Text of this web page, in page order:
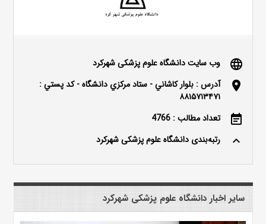
language وب سایت دانشگاه علوم پزشکی شهرکرد
location_on
آدرس : بلوار كاشاني - ستاد مركزي دانشگاه - كد پستي :
۸۸۱۵۷۱۳۴۷۱
event_note تعداد مطالب : 4766
keyboard_arrow_up رتبه‌بندی دانشگاه علوم پزشکی شهرکرد
سایر اخبار دانشگاه علوم پزشکی شهرکرد